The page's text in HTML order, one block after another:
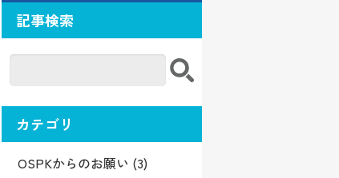
記事検索
カテゴリ
OSPKからのお願い (3)